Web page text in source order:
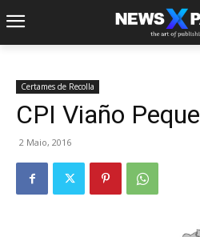
Certames de Recolla
CPI Viaño
2 Maio, 2016